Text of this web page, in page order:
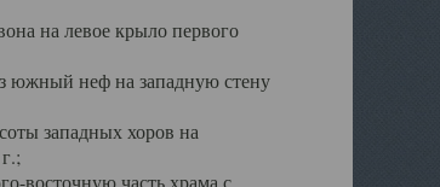
на левое крыло первого
южный неф на западную стену
западных хоров на
восточную часть храма с